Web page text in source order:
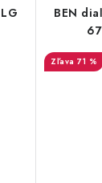
BEN
71 %